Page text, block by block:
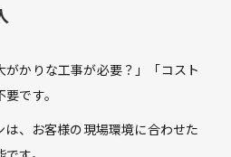
かりな工事が必要？」「コスト
です。
、お客様の現場環境に合わせた